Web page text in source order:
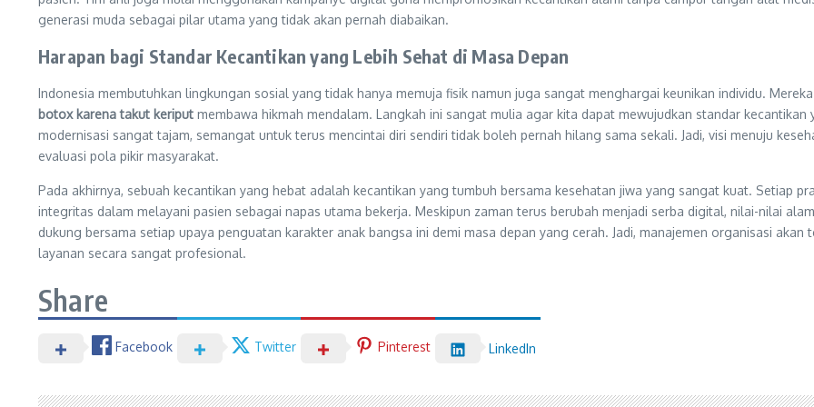
generasi muda sebagai pilar utama yang tidak akan pernah diabaikan.
Harapan bagi Standar Kecantikan yang Lebih Sehat di Masa Depan
Indonesia membutuhkan lingkungan sosial yang tidak hanya memuja fisik namun juga sangat menghargai keunikan individu.
botox karena takut keriput membawa hikmah mendalam. Langkah ini sangat mulia agar kita dapat mewujudkan standar
modernisasi sangat tajam, semangat untuk terus mencintai diri sendiri tidak boleh pernah hilang sama sekali. Jadi, visi menuju
evaluasi pola pikir masyarakat.
Pada akhirnya, sebuah kecantikan yang hebat adalah kecantikan yang tumbuh bersama kesehatan jiwa yang sangat kuat. Setiap
integritas dalam melayani pasien sebagai napas utama bekerja. Meskipun zaman terus berubah menjadi serba digital, nilai-nilai
dukung bersama setiap upaya penguatan karakter anak bangsa ini demi masa depan yang cerah. Jadi, manajemen organisasi
layanan secara sangat profesional.
Share
Facebook Twitter Pinterest LinkedIn